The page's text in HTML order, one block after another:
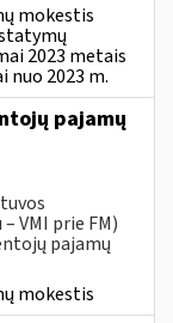
mokestis
2023 metais
nuo 2023 m.
pajamų
VMI prie FM)
pajamų
mokestis